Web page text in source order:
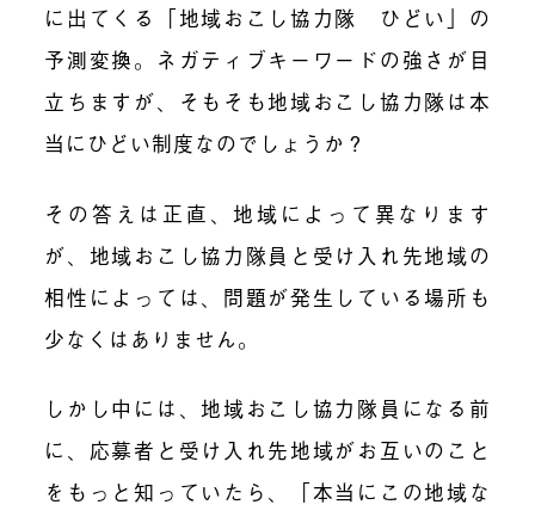
に 出てくる
「地域おこし協力隊 ひどい」の
予測変換。ネガティブキーワードの強さが目
立ちますが、 そもそも地域おこし協力隊は本
当にひどい制度なのでしょうか？
その答えは正直、地域によって異なります
が、 地域おこし協力隊員と受け入れ先地域の
相性によっては、問題が発生している場所も
少なくはありません。
しかし中には、地域おこし協力隊員になる前
に、応募者と受け入れ先地域がお互いのこと
をもっと知っていたら、「本当にこの地域な